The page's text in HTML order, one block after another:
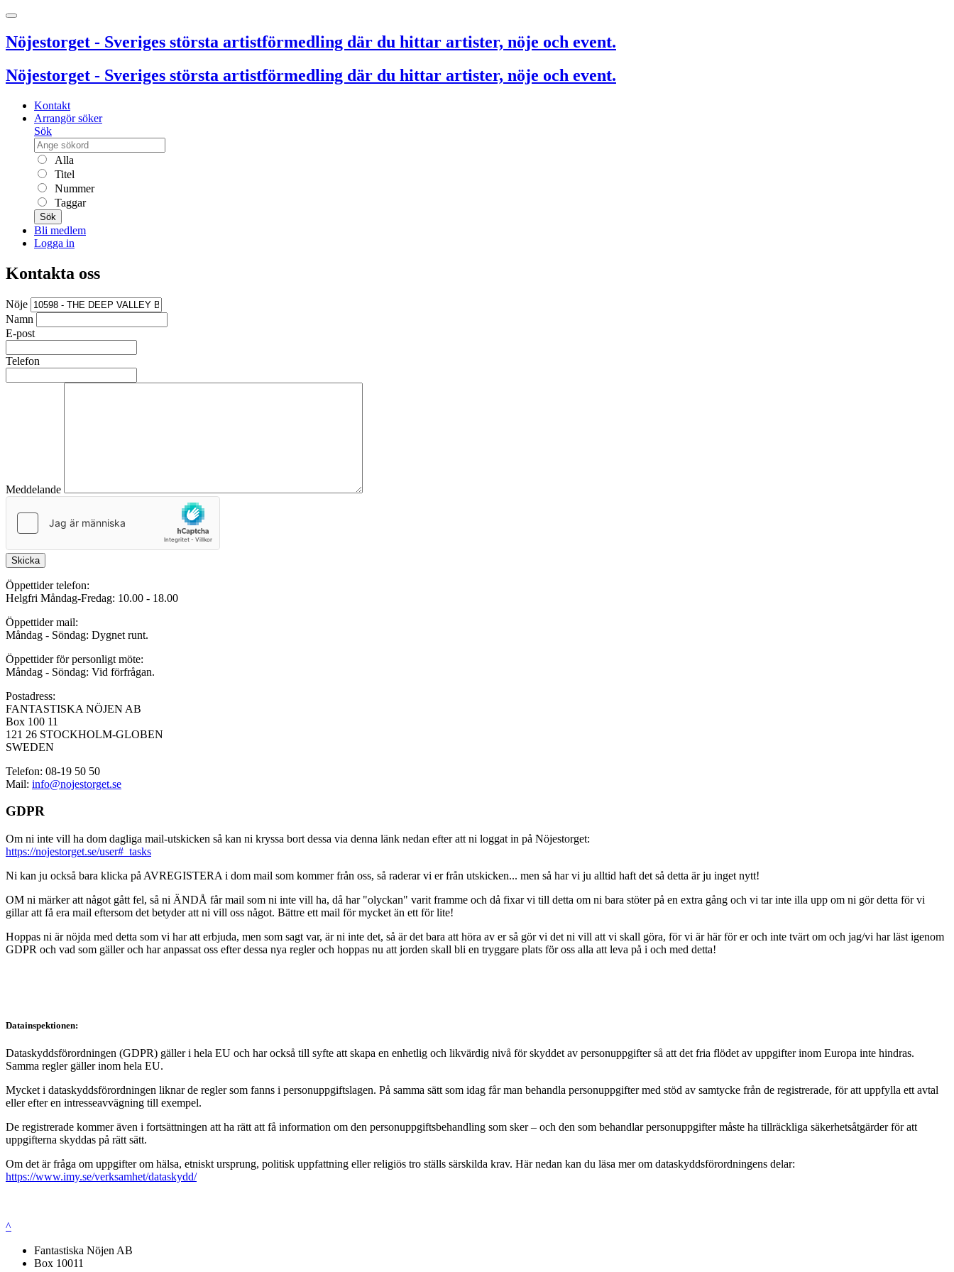
Nöjestorget - Sveriges största artistförmedling där du hittar artister, nöje och event.
Nöjestorget - Sveriges största artistförmedling där du hittar artister, nöje och event.
Kontakt
Arrangör söker
Sök
Alla
Titel
Nummer
Taggar
Sök
Bli medlem
Logga in
Kontakta oss
Nöje
Namn
E-post
Telefon
Meddelande
Skicka
Öppettider telefon:
Helgfri Måndag-Fredag: 10.00 - 18.00
Öppettider mail:
Måndag - Söndag: Dygnet runt.
Öppettider för personligt möte:
Måndag - Söndag: Vid förfrågan.
Postadress:
FANTASTISKA NÖJEN AB
Box 100 11
121 26 STOCKHOLM-GLOBEN
SWEDEN
Telefon: 08-19 50 50
Mail: info@nojestorget.se
GDPR
Om ni inte vill ha dom dagliga mail-utskicken så kan ni kryssa bort dessa via denna länk nedan efter att ni loggat in på Nöjestorget:
https://nojestorget.se/user#_tasks
Ni kan ju också bara klicka på AVREGISTERA i dom mail som kommer från oss, så raderar vi er från utskicken... men så har vi ju alltid haft det så detta är ju inget nytt!
OM ni märker att något gått fel, så ni ÄNDÅ får mail som ni inte vill ha, då har "olyckan" varit framme och då fixar vi till detta om ni bara stöter på en extra gång och vi tar inte illa upp om ni gör detta för vi
gillar att få era mail eftersom det betyder att ni vill oss något. Bättre ett mail för mycket än ett för lite!
Hoppas ni är nöjda med detta som vi har att erbjuda, men som sagt var, är ni inte det, så är det bara att höra av er så gör vi det ni vill att vi skall göra, för vi är här för er och inte tvärt om och jag/vi har läst igenom
GDPR och vad som gäller och har anpassat oss efter dessa nya regler och hoppas nu att jorden skall bli en tryggare plats för oss alla att leva på i och med detta!
Datainspektionen:
Dataskyddsförordningen (GDPR) gäller i hela EU och har också till syfte att skapa en enhetlig och likvärdig nivå för skyddet av personuppgifter så att det fria flödet av uppgifter inom Europa inte hindras.
Samma regler gäller inom hela EU.
Mycket i dataskyddsförordningen liknar de regler som fanns i personuppgiftslagen. På samma sätt som idag får man behandla personuppgifter med stöd av samtycke från de registrerade, för att uppfylla ett avtal
eller efter en intresseavvägning till exempel.
De registrerade kommer även i fortsättningen att ha rätt att få information om den personuppgiftsbehandling som sker – och den som behandlar personuppgifter måste ha tillräckliga säkerhetsåtgärder för att
uppgifterna skyddas på rätt sätt.
Om det är fråga om uppgifter om hälsa, etniskt ursprung, politisk uppfattning eller religiös tro ställs särskilda krav. Här nedan kan du läsa mer om dataskyddsförordningens delar:
https://www.imy.se/verksamhet/dataskydd/
^
Fantastiska Nöjen AB
Box 10011